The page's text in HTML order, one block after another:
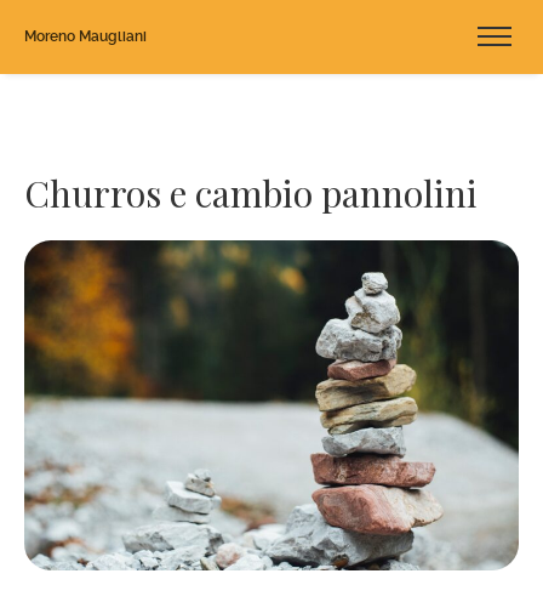
Moreno Maugliani
Churros e cambio pannolini